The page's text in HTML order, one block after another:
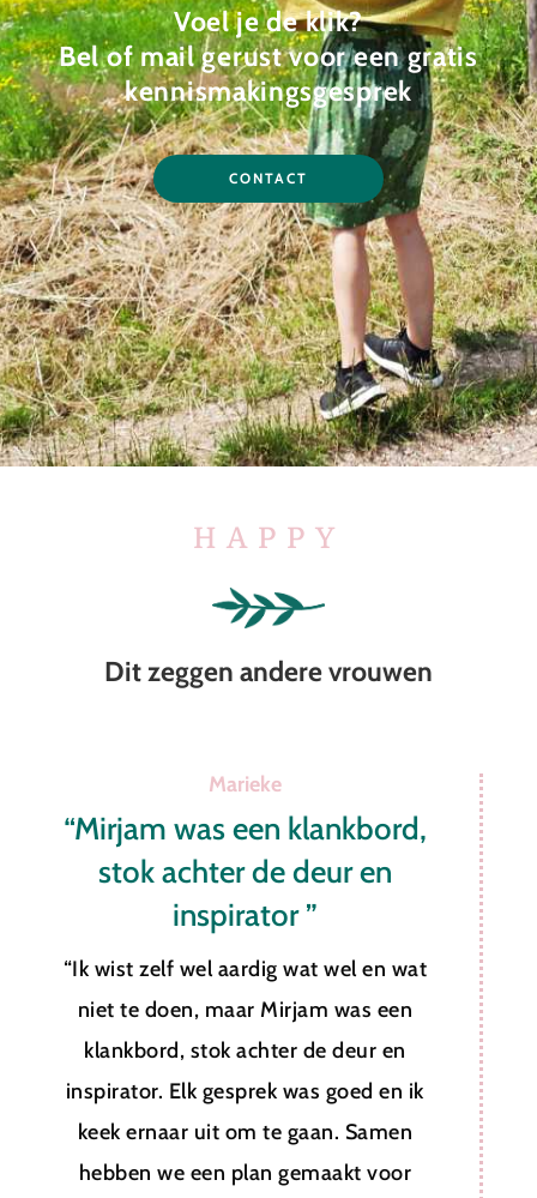
Voel je de klik?
Bel of mail gerust voor een gratis
kennismakingsgesprek
CONTACT
HAPPY
Dit zeggen andere vrouwen
Marieke
“Mirjam was een klankbord,
stok achter de deur en
inspirator ”
“Ik wist zelf wel aardig wat wel en wat
niet te doen, maar Mirjam was een
klankbord, stok achter de deur en
inspirator. Elk gesprek was goed en ik
keek ernaar uit om te gaan. Samen
hebben we een plan gemaakt voor